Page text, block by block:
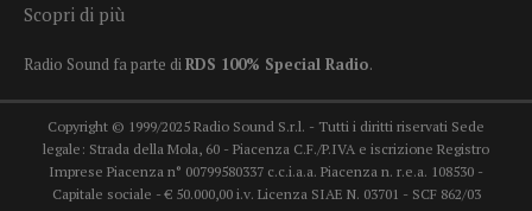
Scopri di più
Radio Sound fa parte di RDS 100% Special Radio.
Copyright © 1999/2025 Radio Sound S.r.l. - Tutti i diritti riservati Sede
legale: Strada della Mola, 60 - Piacenza C.F./P.IVA e iscrizione Registro
Imprese Piacenza n° 00799580337 c.c.i.a.a. Piacenza n. r.e.a. 108530 -
Capitale sociale - € 50.000,00 i.v. Licenza SIAE N. 03701 - SCF 862/03